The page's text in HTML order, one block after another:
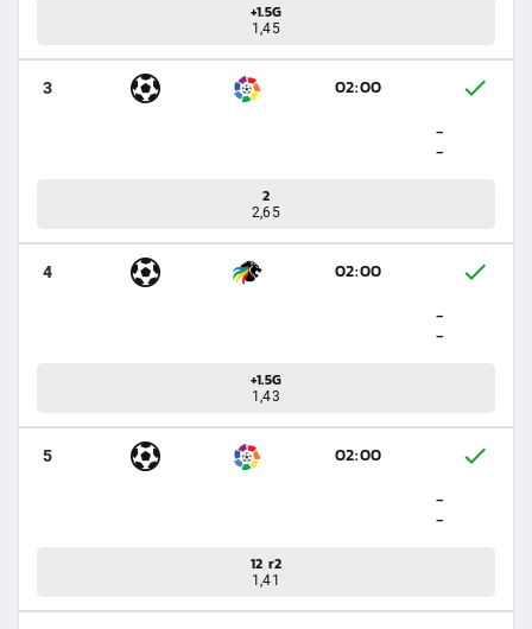
+1.5G
1,45
3
02:00
-
-
2
2,65
4
02:00
-
-
+1.5G
1,43
5
02:00
-
-
12 r2
1,41